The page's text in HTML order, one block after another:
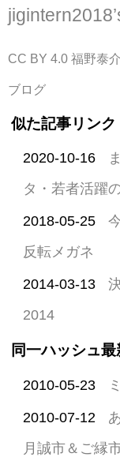
CC BY 4.0 福野泰介
ブログ
似た記事リンク
2020-10-16
タ・若者活躍
2018-05-25
反転メガネ
2014-03-13
2014
同一ハッシュ
2010-05-23
2010-07-12
月誠市＆ご縁